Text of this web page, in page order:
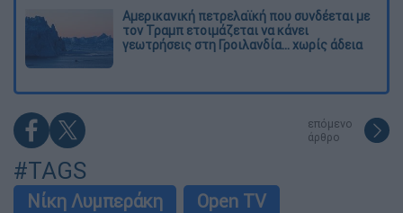
Αμερικανική πετρελαϊκή που συνδέεται με
τον Τραμπ ετοιμάζεται να κάνει
γεωτρήσεις στη Γροιλανδία... χωρίς άδεια
επόμενο
άρθρο
#TAGS
Νίκη Λυμπεράκη
Open TV